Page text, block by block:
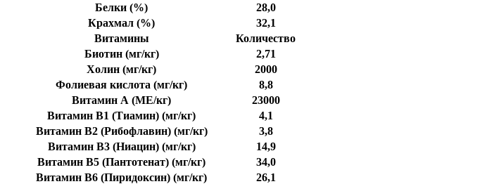
Белки (%)
28,0
Крахмал (%)
32,1
Витамины
Количество
Биотин (мг/кг)
2,71
Холин (мг/кг)
2000
Фолиевая кислота (мг/кг)
8,8
Витамин А (МЕ/кг)
23000
Витамин В1 (Тиамин) (мг/кг)
4,1
Витамин В2 (Рибофлавин) (мг/кг)
3,8
Витамин В3 (Ниацин) (мг/кг)
14,9
Витамин В5 (Пантотенат) (мг/кг)
34,0
Витамин В6 (Пиридоксин) (мг/кг)
26,1